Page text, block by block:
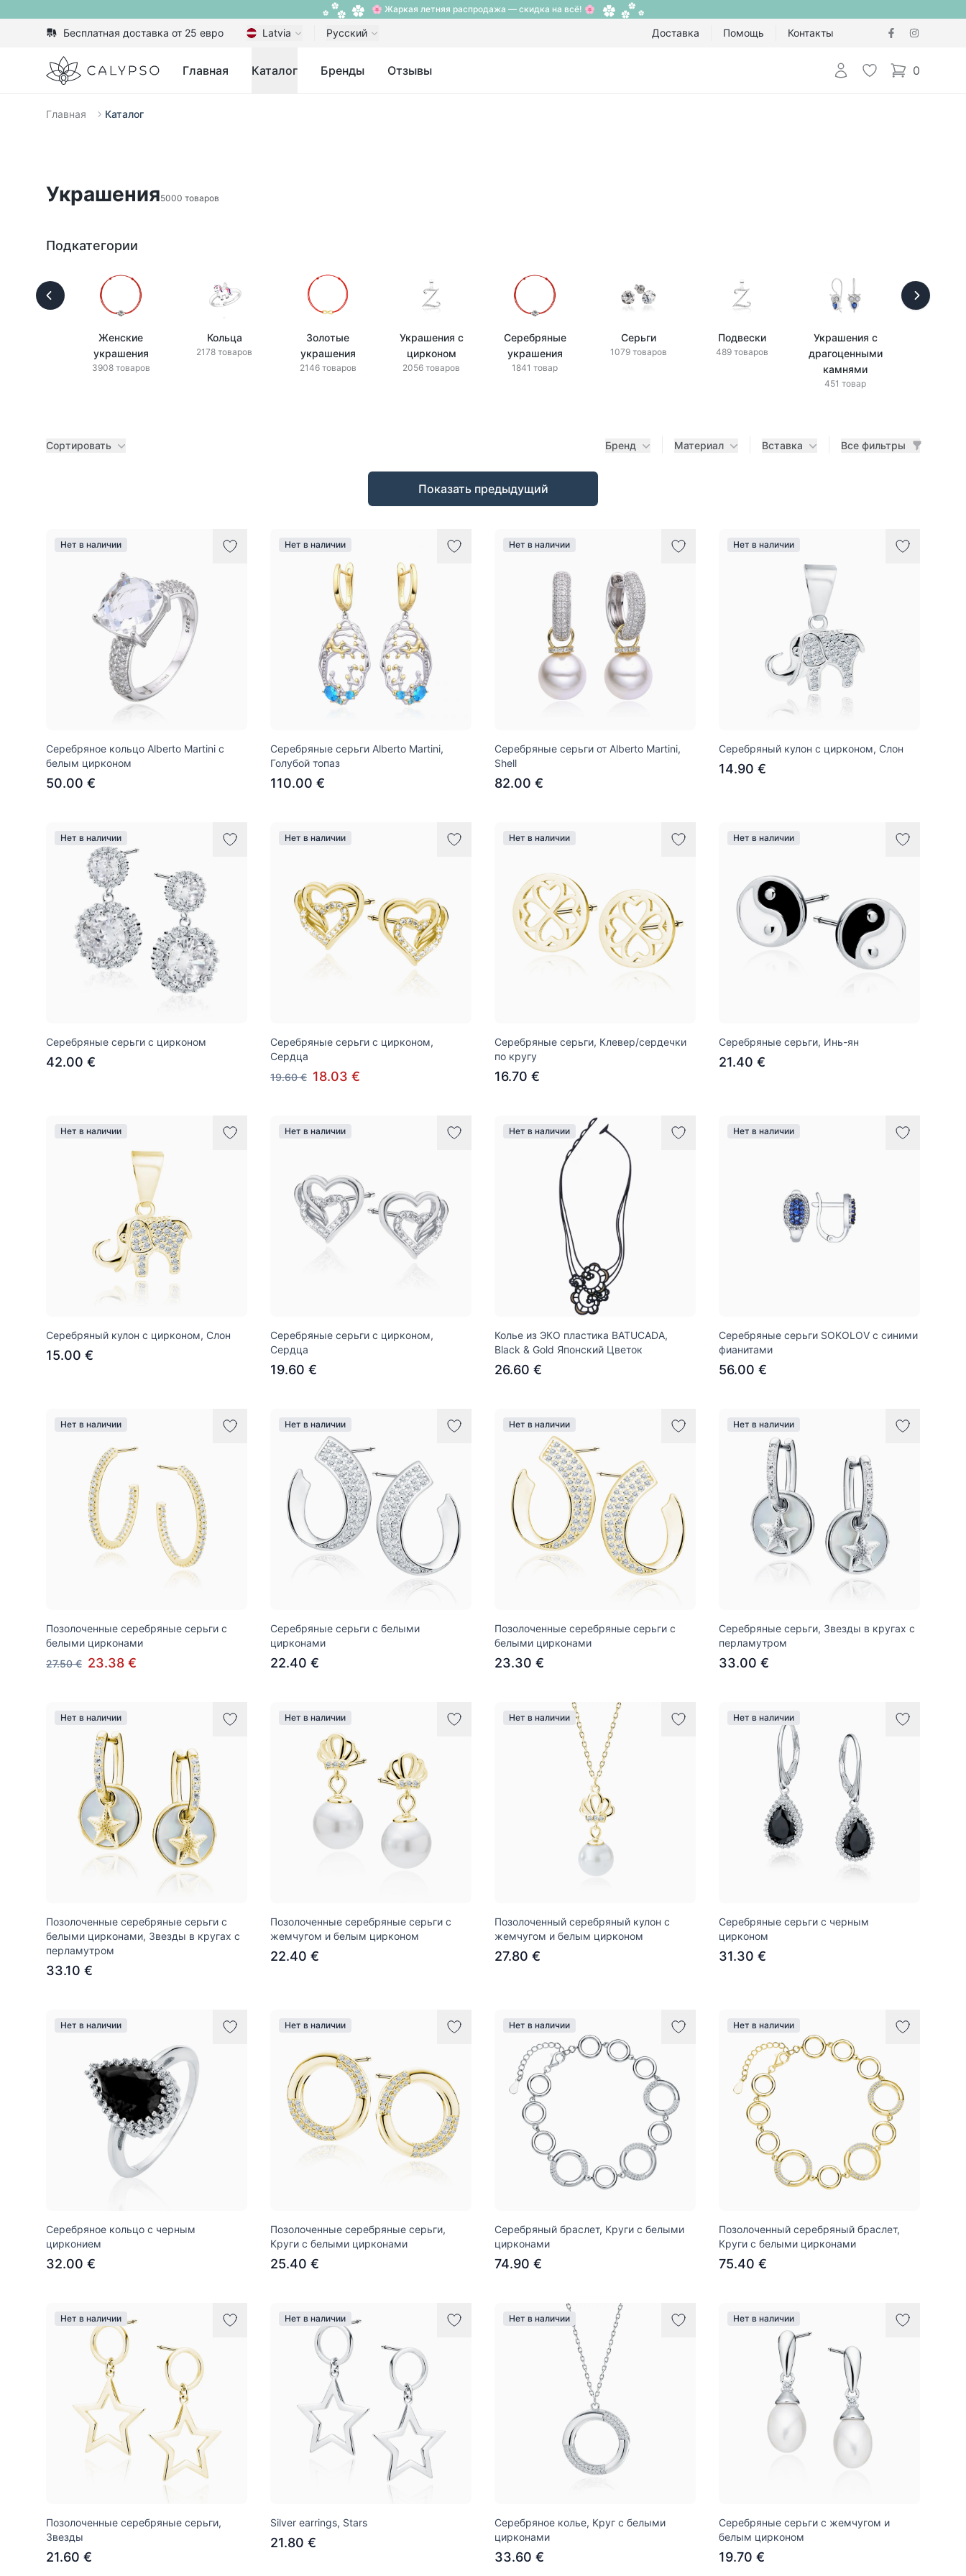
🌸 Жаркая летняя распродажа — скидка на всё! 🌸
Бесплатная доставка от 25 евро Latvia Русский Доставка Помощь Контакты
Calypso Главная Каталог Бренды Отзывы Авторизоваться
Избранное
0
items in cart,
Главная Каталог
Украшения5000 товаров
Подкатегории
Женские
украшения
3908 товаров
Кольца
2178 товаров
Золотые
украшения
2146 товаров
Украшения с
цирконом
2056 товаров
Серебряные
украшения
1841 товар
Серьги
1079 товаров
Подвески
489 товаров
Украшения с
драгоценными
камнями
451 товар
Сортировать Бренд Материал Вставка Все фильтры
Показать предыдущий
Нет в наличии
Серебряное кольцо Alberto Martini с
белым цирконом
50.00 €
Нет в наличии
Серебряные серьги Alberto Martini,
Голубой топаз
110.00 €
Нет в наличии
Серебряные серьги от Alberto Martini,
Shell
82.00 €
Нет в наличии
Серебряный кулон с цирконом, Слон
14.90 €
Нет в наличии
Серебряные серьги с цирконом
42.00 €
Нет в наличии
Серебряные серьги с цирконом,
Сердца
19.60 € 18.03 €
Нет в наличии
Серебряные серьги, Клевер/сердечки
по кругу
16.70 €
Нет в наличии
Серебряные серьги, Инь-ян
21.40 €
Нет в наличии
Серебряный кулон с цирконом, Слон
15.00 €
Нет в наличии
Серебряные серьги с цирконом,
Сердца
19.60 €
Нет в наличии
Колье из ЭКО пластика BATUCADA,
Black & Gold Японский Цветок
26.60 €
Нет в наличии
Серебряные серьги SOKOLOV с синими
фианитами
56.00 €
Нет в наличии
Позолоченные серебряные серьги с
белыми цирконами
27.50 € 23.38 €
Нет в наличии
Серебряные серьги с белыми
цирконами
22.40 €
Нет в наличии
Позолоченные серебряные серьги с
белыми цирконами
23.30 €
Нет в наличии
Серебряные серьги, Звезды в кругах с
перламутром
33.00 €
Нет в наличии
Позолоченные серебряные серьги с
белыми цирконами, Звезды в кругах с
перламутром
33.10 €
Нет в наличии
Позолоченные серебряные серьги с
жемчугом и белым цирконом
22.40 €
Нет в наличии
Позолоченный серебряный кулон с
жемчугом и белым цирконом
27.80 €
Нет в наличии
Серебряные серьги с черным
цирконом
31.30 €
Нет в наличии
Серебряное кольцо с черным
цирконием
32.00 €
Нет в наличии
Позолоченные серебряные серьги,
Круги с белыми цирконами
25.40 €
Нет в наличии
Серебряный браслет, Круги с белыми
цирконами
74.90 €
Нет в наличии
Позолоченный серебряный браслет,
Круги с белыми цирконами
75.40 €
Нет в наличии
Позолоченные серебряные серьги,
Звезды
21.60 €
Нет в наличии
Silver earrings, Stars
21.80 €
Нет в наличии
Серебряное колье, Круг с белыми
цирконами
33.60 €
Нет в наличии
Серебряные серьги с жемчугом и
белым цирконом
19.70 €